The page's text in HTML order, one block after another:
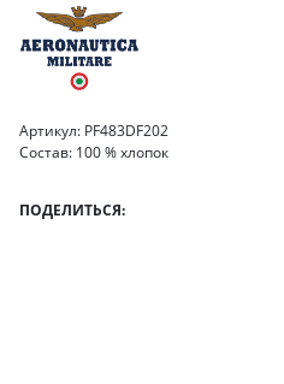
Артикул: PF483DF202
Состав: 100 % хлопок
ПОДЕЛИТЬСЯ: